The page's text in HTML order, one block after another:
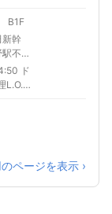
B1F
新幹
不忍
ド
L.O.
、日、
ページを表示 ›